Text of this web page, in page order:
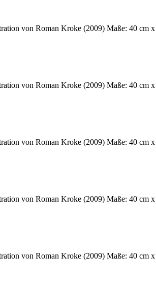
von Roman Kroke (2009) Maße: 40 cm
von Roman Kroke (2009) Maße: 40 cm
von Roman Kroke (2009) Maße: 40 cm
von Roman Kroke (2009) Maße: 40 cm
von Roman Kroke (2009) Maße: 40 cm